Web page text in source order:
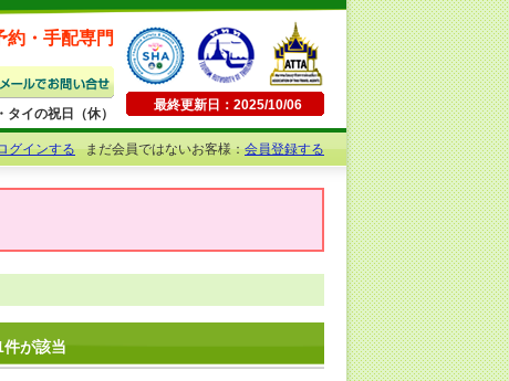
約・手配専門
イの祝日（休）
最終更新日：2025/10/06
グインするまだ会員ではないお客様：会員登録する
が該当